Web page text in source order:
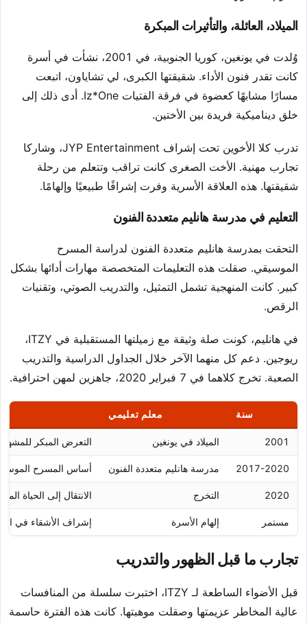
الميلاد، العائلة، والتأثيرات المبكرة
وُلدت في يونغين، كوريا الجنوبية، في 2001، نشأت في أسرة
كانت تقدر فنون الأداء. شقيقتها الكبرى، لي تشاياون، اتبعت
مسارًا مشابهًا كعضوة في فرقة الفتيات Iz*One. أدى ذلك إلى
خلق ديناميكية فريدة بين الأختين.
تدرب كلا الأخوين تحت إشراف JYP Entertainment، وشاركا
تجارب مهنية. الأخت الصغرى كانت تراقب وتتعلم من رحلة
شقيقتها. هذه العلاقة الأسرية وفرت إشرافًا طبيعيًا وإلهامًا.
التعليم في مدرسة هانليم متعددة الفنون
التحقت بمدرسة هانليم متعددة الفنون لدراسة المسرح
الموسيقي. صقلت هذه التعليمات المتخصصة مهارات أدائها بشكل
كبير. كانت المنهجية تشمل التمثيل، والتدريب الصوتي، وتقنيات
الرقص.
في هانليم، كونت صلة وثيقة مع زميلتها المستقبلية في ITZY،
ريوجين. دعم كل منهما الآخر خلال الجداول الدراسية والتدريب
الصعبة. تخرج كلاهما في 7 فبراير 2020، جاهزين لمهن احترافية.
سنة معلم تعليمي
2001 الميلاد في يونغين التعرض المبكر للمشهد
2017-2020 مدرسة هانليم متعددة الفنون أساس المسرح
2020 التخرج الانتقال إلى الحياة
مستمر إلهام الأسرة إشراف الأشقاء في
تجارب ما قبل الظهور والتدريب
قبل الأضواء الساطعة لـ ITZY، اختبرت سلسلة من المنافسات
عالية المخاطر عزيمتها وصقلت موهبتها. كانت هذه الفترة حاسمة